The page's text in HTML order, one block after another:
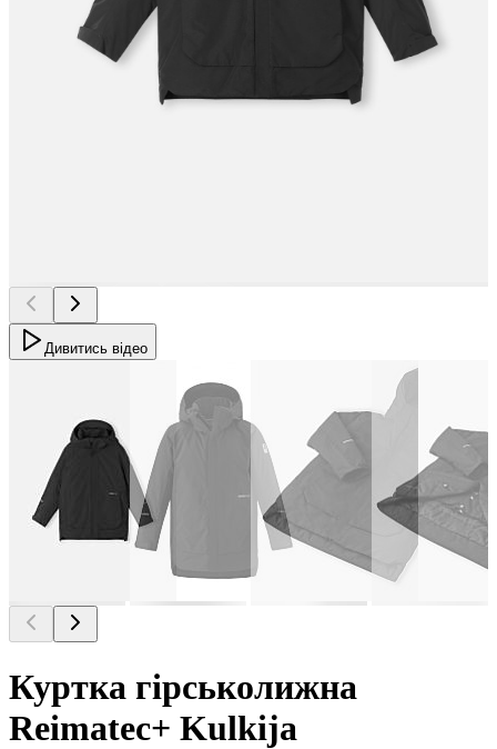
Дивитись відео
Куртка гірськолижна
Reimatec+ Kulkija